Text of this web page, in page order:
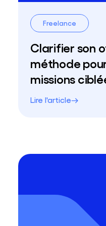
Freelance
Clarifier son
méthode
missions
Lire l'article